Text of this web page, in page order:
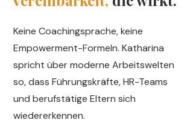
Keine Coachingsprache, keine
Empowerment-Formeln. Katharina
spricht über moderne Arbeitswelten
so, dass Führungskräfte, HR-Teams
und berufstätige Eltern sich
wiedererkennen.